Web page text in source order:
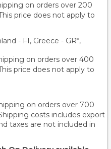
on orders over 200
price does not apply to
- FI, Greece - GR*,
on orders over 400
price does not apply to
on orders over 700
costs includes export
taxes are not included in